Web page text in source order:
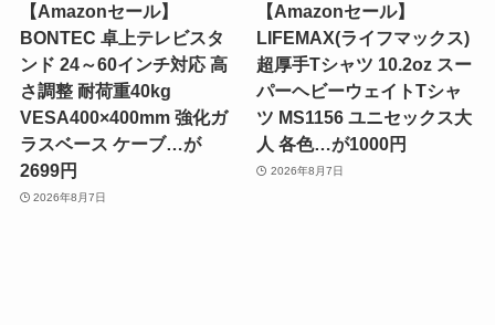
【Amazonセール】
BONTEC 卓上テレビスタ
ンド 24～60インチ対応 高
さ調整 耐荷重40kg
VESA400×400mm 強化ガ
ラスベース ケーブ…が
2699円
2026年8月7日
【Amazonセール】
LIFEMAX(ライフマックス)
超厚手Tシャツ 10.2oz スー
パーヘビーウェイトTシャ
ツ MS1156 ユニセックス大
人 各色…が1000円
2026年8月7日